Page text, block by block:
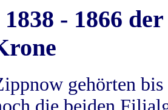
- 1866
gehörten